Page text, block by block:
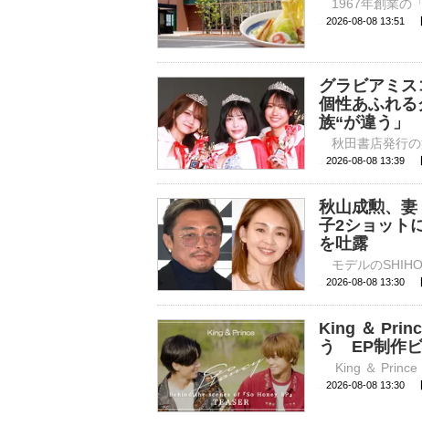
2026-08-08 13:51
グラビアミス
個性あふれ
族“が違う」
2026-08-08 13:39
秋山成勲、
子2ショット
を吐露
2026-08-08 13:30
King ＆
う EP制作ビ
2026-08-08 13:30